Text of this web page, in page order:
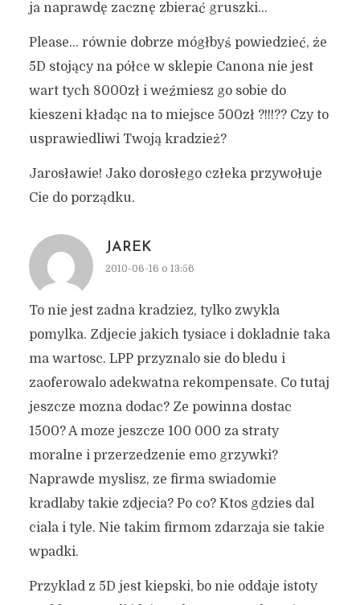
ja naprawdę zacznę zbierać gruszki…
Please… równie dobrze mógłbyś powiedzieć, że
5D stojący na półce w sklepie Canona nie jest
wart tych 8000zł i weźmiesz go sobie do
kieszeni kładąc na to miejsce 500zł ?!!!?? Czy to
usprawiedliwi Twoją kradzież?
Jarosławie! Jako dorosłego człeka przywołuje
Cie do porządku.
JAREK
2010-06-16 o 13:56
To nie jest zadna kradziez, tylko zwykla
pomylka. Zdjecie jakich tysiace i dokladnie taka
ma wartosc. LPP przyznalo sie do bledu i
zaoferowalo adekwatna rekompensate. Co tutaj
jeszcze mozna dodac? Ze powinna dostac
1500? A moze jeszcze 100 000 za straty
moralne i przerzedzenie emo grzywki?
Naprawde myslisz, ze firma swiadomie
kradlaby takie zdjecia? Po co? Ktos gdzies dal
ciala i tyle. Nie takim firmom zdarzaja sie takie
wpadki.
Przyklad z 5D jest kiepski, bo nie oddaje istoty